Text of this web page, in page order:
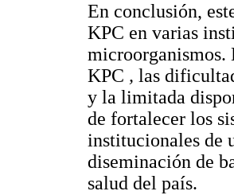
En conclusión,
KPC en varias
microorganismos.
KPC , las
y la limitada
de fortalecer los
institucionales de
diseminación de
salud del país.